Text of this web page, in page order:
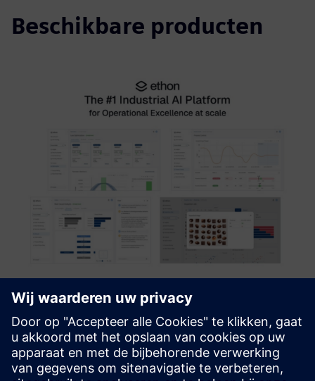
Beschikbare producten
EthonAI Industrial AI Platform
Produceer meer met minder. Ons Industrial AI-platform
maakt gebruik van causale AI om procesafwijkingen in
realtime te verklaren. We overbruggen de kloof tussen